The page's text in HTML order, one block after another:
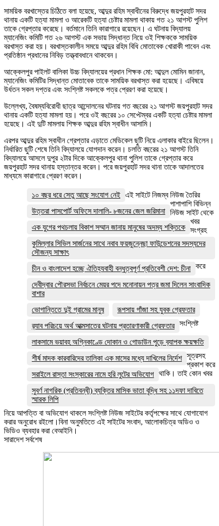
সাময়িক বরখাস্তের চিঠিতে বলা হয়েছে, আব্দুর রহিম স্বাধীনের বিরুদ্ধে জয়পুরহাট সদর
থানায় একটি হত্যা মামলা ও আরেকটি হত্যা চেষ্টার মামলা থাকায় গত ২১ আগস্ট পুলিশ
তাকে গ্রেপ্তার করেছে। বর্তমানে তিনি কারাগারে রয়েছেন। এ ঘটনায় বিদ্যালয়
ম্যানেজিং কমিটি গত ২৬ আগস্ট এক সভায় সিদ্ধান্ত নিয়ে ওই শিক্ষককে সাময়িক
বরখাস্ত করা হয়। বরখাস্তকালীন সময়ে আব্দুর রহিম বিধি মোতাবেক খোরাকী পাবেন এবং
প্রতিষ্ঠান প্রধানের নিবিড় তত্ত্বাবধানে থাকবেন।
আক্কেলপুর পাইলট বালিকা উচ্চ বিদ্যালয়ের প্রধান শিক্ষক মো: আব্দুল মোমিন জানান,
ম্যানেজিং কমিটির সিদ্ধান্ত মোতাবেক তাকে সাময়িক বরখাস্ত করা হয়েছে। এবিষয়ে
উর্ধতন সকল দপ্তর এবং সংশ্লিষ্ট সকলকে পত্র প্রেরণ করা হয়েছে।
উল্লেখ্য, বৈষম্যবিরোধী ছাত্র আন্দোলনের ঘটনায় গত বছরের ২১ আগস্ট জয়পুরহাট সদর
থানায় একটি হত্যা মামলা হয়। পরে ওই বছরের ১০ সেপ্টেম্বর একটি হত্যা চেষ্টার মামলা
হয়েছে। এই দুটি মামলায় শিক্ষক আব্দুর রহিম স্বাধীন আসামি।
এরপর আব্দুর রহিম স্বাধীন গ্রেপ্তার এড়াতে মেডিকেল ছুটি নিয়ে এলাকার বাইরে ছিলেন।
নির্ধারিত ছুটি শেষে তিনি বিদ্যালয়ে যোগদান করেন। চলতি বছরের ২১ আগস্ট তিনি
বিদ্যালয়ে আসলে দুপুর ২টার দিকে আক্কেলপুর থানা পুলিশ তাকে গ্রেপ্তার করে
জয়পুরহাট সদর থানায় হস্তান্তর করেন। পরে জয়পুরহাট সদর থানা তাকে আদালতের
মাধ্যমে কারাগারে প্রেরণ করেন।
১০ বছর ধরে সেতু আছে সংযোগ নেই
উত্তরা পাসপোর্ট অফিসে দালালি- ৮জনের জেল জরিমানা
এক যুগের পথচলায় বিকাশ সম্মান জানায় মানুষের অদম্য শক্তিকে
কুমিল্লার সিভিল সার্জনের সাথে নবাব ফয়জুন্নেছা ফাউন্ডেশনের সদস্যদের
সৌজন্য সাক্ষাৎ
চীন ও বাংলাদেশ হচ্ছে ঐতিহ্যবাহী বন্ধুত্বপূর্ণ প্রতিবেশী দেশ: চীনা
দেবীদ্বার পৌরসভা নির্বচনে মেয়র পদে মনোনায়ন পত্র জমা দিলেন সাংবাদিক
বাশার
ভোগান্তিতে দুই গ্রামের মানুষ
রূপসায় গাঁজা সহ যুবক গ্রেফতার
র‌্যাব পরিচয়ে অর্থ আত্মসাতের ঘটনায় প্রতারণাকারী গ্রেফতার
লাকসামে ভয়াবহ অগ্নিকাণ্ডে দোকান ও গোডাউন পুড়ে ব‍্যাপক ক্ষয়ক্ষতি
শীর্ষ মাদক কারবারিদের তালিকা এক মাসের মধ্যে দাখিলের নির্দেশ
সরাইলে রাস্তা সংস্কারের নামে হরি লুটের অভিযোগ
সুবর্ণ নাগরিক (প্রতিবন্ধী) ব্যক্তির মাসিক ভাতা বৃদ্ধি সহ ১১দফা দাবিতে
স্মারক লিপি
এই সাইটে নিজম্ব নিউজ তৈরির
পাশাপাশি বিভিন্ন
নিউজ সাইট থেকে
খবর
সংগ্রহ
করে
সংশ্লিষ্ট
সূত্রসহ
প্রকাশ করে
থাকি। তাই কোন খবর
নিয়ে আপত্তি বা অভিযোগ থাকলে সংশ্লিষ্ট নিউজ সাইটের কর্তৃপক্ষের সাথে যোগাযোগ
করার অনুরোধ রইলো।বিনা অনুমতিতে এই সাইটের সংবাদ, আলোকচিত্র অডিও ও
ভিডিও ব্যবহার করা বেআইনি।
সারাদেশ সর্বশেষ